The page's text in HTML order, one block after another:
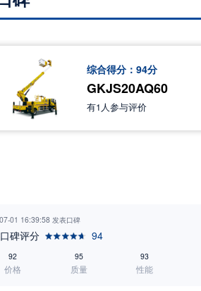
综合得分：94分
GKJS20AQ60
有1 人参与评价
01 16:39:58 发表口碑
碑评分 94
92
价格
95
质量
93
性能